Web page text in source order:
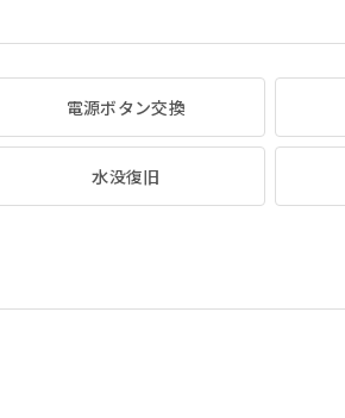
電源ボタン交換
水没復旧